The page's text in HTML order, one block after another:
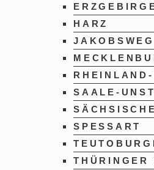
HARZ
SAALE-
SPESSART
THÜRINGER